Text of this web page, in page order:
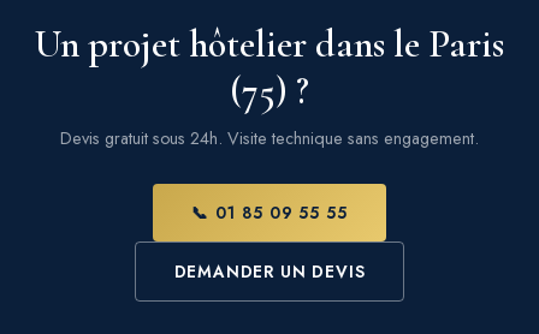
Un projet hôtelier dans le Paris
(75) ?
Devis gratuit sous 24h. Visite technique sans engagement.
📞 01 85 09 55 55
DEMANDER UN DEVIS